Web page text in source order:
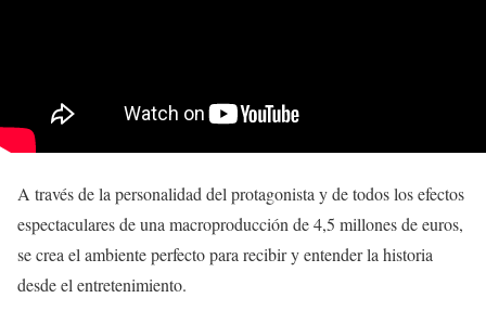
A través de la personalidad del protagonista y de todos los efectos
espectaculares de una macroproducción de 4,5 millones de euros,
se crea el ambiente perfecto para recibir y entender la historia
desde el entretenimiento.